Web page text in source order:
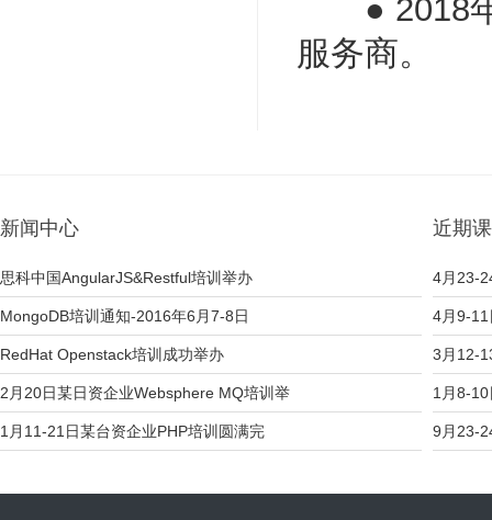
● 2018年
服务商。
新闻中心
思科中国AngularJS&Restful培训举办
MongoDB培训通知-2016年6月7-8日
RedHat Openstack培训成功举办
2月20日某日资企业Websphere MQ培训举
1月11-21日某台资企业PHP培训圆满完
近期
4月23-
4月9-11
3月12-
1月8-
9月23-